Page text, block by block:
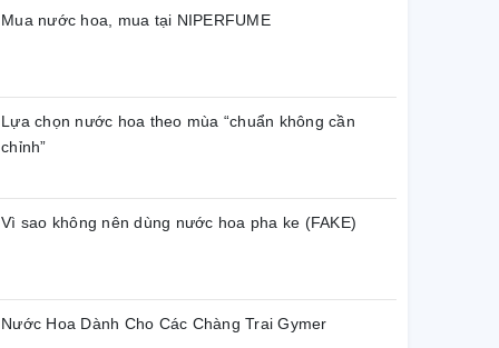
Mua nước hoa, mua tại NIPERFUME
Lựa chọn nước hoa theo mùa “chuẩn không cần
chỉnh”
Vì sao không nên dùng nước hoa pha ke (FAKE)
Nước Hoa Dành Cho Các Chàng Trai Gymer